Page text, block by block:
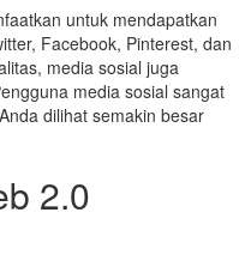
untuk mendapatkan
Facebook, Pinterest, dan
media sosial juga
media sosial sangat
dilihat semakin besar
2.0